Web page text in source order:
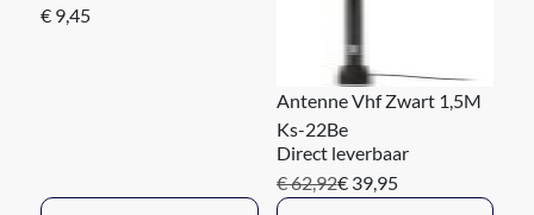
€ 9,45
Antenne Vhf Zwart 1,5M
Ks-22Be
Direct leverbaar
€ 62,92€ 39,95